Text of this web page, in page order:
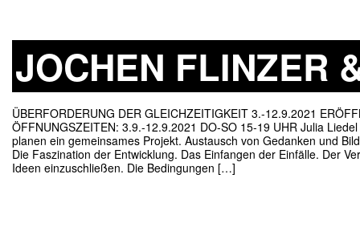
JOCHEN FLINZER
ÜBERFORDERUNG DER GLEICHZEITIGKEIT 3.-12.9.2021
ÖFFNUNGSZEITEN: 3.9.-12.9.2021 DO-SO 15-19 UHR Julia
planen ein gemeinsames Projekt. Austausch von Gedanken und
Die Faszination der Entwicklung. Das Einfangen der Einfälle. Der
Ideen einzuschließen. Die Bedingungen […]